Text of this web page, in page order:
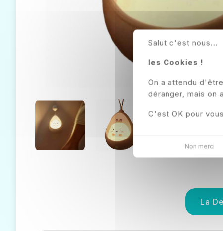
La
Salut c'est nous...
les Cookies !
On a attendu
déranger, mais on
C'est OK pour
Non merci